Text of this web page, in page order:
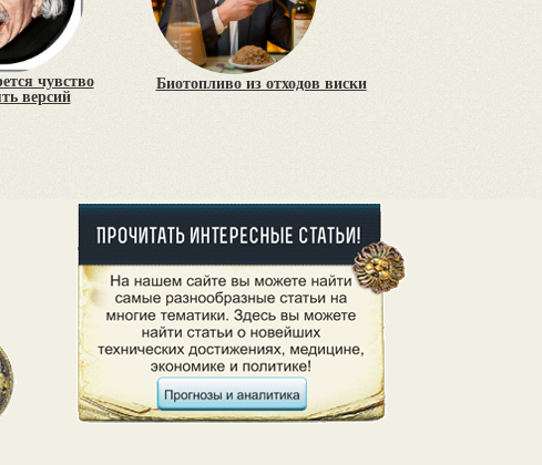
чувство
версий
Биотопливо из отходов виски